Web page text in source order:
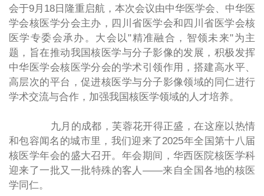
会于9月18日隆重启航，本次会议由中华医学会、中华医
学会核医学分会主办，四川省医学会和四川省医学会核
医学专委会承办。大会以"精准融合，智领未来"为主
题，旨在推动我国核医学与分子影像的发展，积极发挥
中华医学会核医学分会的学术引领作用，搭建高水平、
高层次的平台，促进核医学与分子影像领域的同仁进行
学术交流与合作，加强我国核医学领域的人才培养。
九月的成都，芙蓉花开得正盛，在这座以热情
和包容闻名的城市里，我们迎来了2025年全国第十八届
核医学年会的盛大召开。年会期间，华西医院核医学科
迎来了一批又一批特殊的客人——来自全国各地的核医
学同仁。